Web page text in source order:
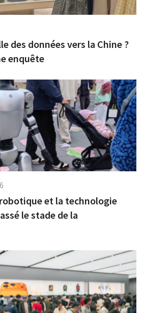
des données vers la Chine ?
enquête
et la technologie
le stade de la